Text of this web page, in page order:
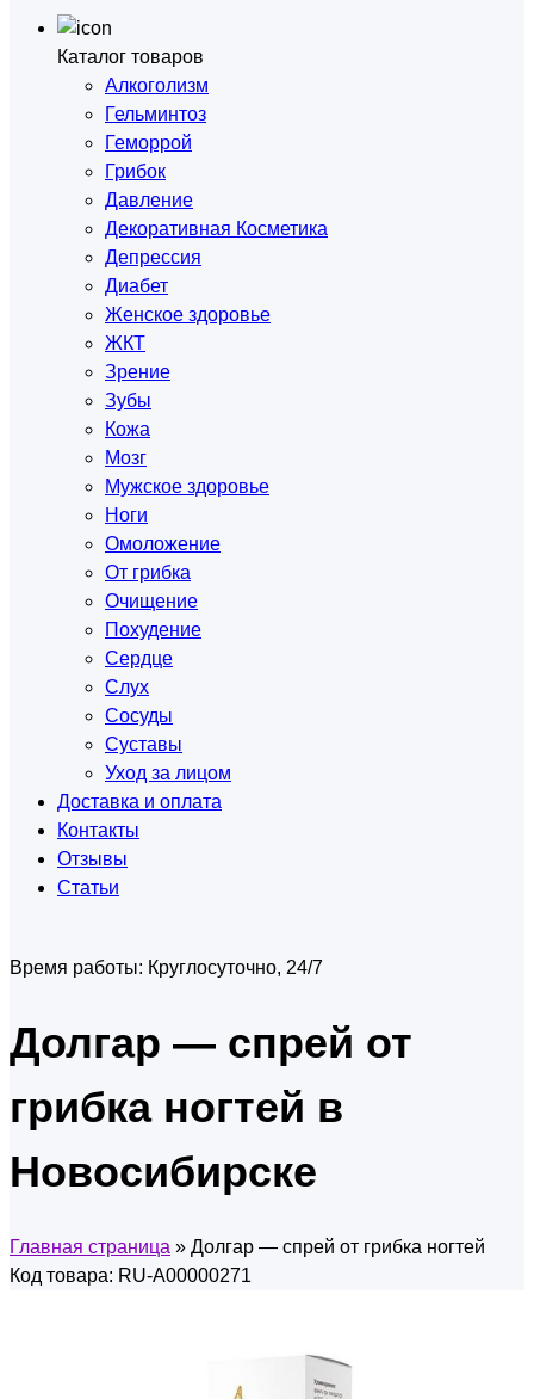
Каталог товаров
Алкоголизм
Гельминтоз
Геморрой
Грибок
Давление
Декоративная Косметика
Депрессия
Диабет
Женское здоровье
ЖКТ
Зрение
Зубы
Кожа
Мозг
Мужское здоровье
Ноги
Омоложение
От грибка
Очищение
Похудение
Сердце
Слух
Сосуды
Суставы
Уход за лицом
Доставка и оплата
Контакты
Отзывы
Статьи
Время работы: Круглосуточно, 24/7
Долгар — спрей от
грибка ногтей в
Новосибирске
Главная страница » Долгар — спрей от грибка ногтей
Код товара: RU-A00000271